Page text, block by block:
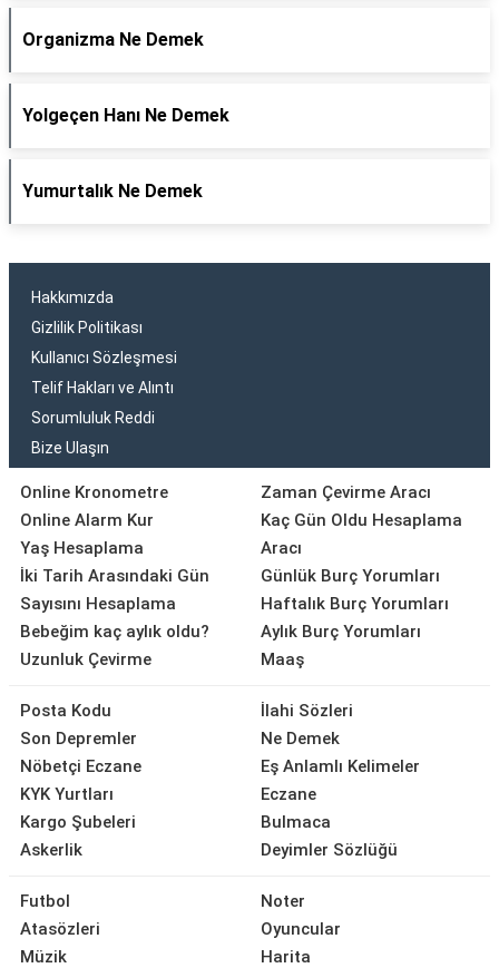
Organizma Ne Demek
Yolgeçen Hanı Ne Demek
Yumurtalık Ne Demek
Hakkımızda
Gizlilik Politikası
Kullanıcı Sözleşmesi
Telif Hakları ve Alıntı
Sorumluluk Reddi
Bize Ulaşın
Online Kronometre
Online Alarm Kur
Yaş Hesaplama
İki Tarih Arasındaki Gün
Sayısını Hesaplama
Bebeğim kaç aylık oldu?
Uzunluk Çevirme
Zaman Çevirme Aracı
Kaç Gün Oldu Hesaplama
Aracı
Günlük Burç Yorumları
Haftalık Burç Yorumları
Aylık Burç Yorumları
Maaş
Posta Kodu
Son Depremler
Nöbetçi Eczane
KYK Yurtları
Kargo Şubeleri
Askerlik
İlahi Sözleri
Ne Demek
Eş Anlamlı Kelimeler
Eczane
Bulmaca
Deyimler Sözlüğü
Futbol
Atasözleri
Müzik
Noter
Oyuncular
Harita